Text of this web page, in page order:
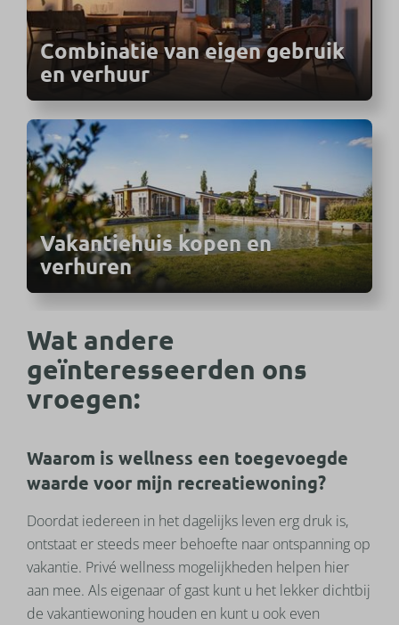
Combinatie van eigen gebruik
en verhuur
Vakantiehuis kopen en
verhuren
Wat andere
geïnteresseerden ons
vroegen:
Waarom is wellness een toegevoegde
waarde voor mijn recreatiewoning?
Doordat iedereen in het dagelijks leven erg druk is,
ontstaat er steeds meer behoefte naar ontspanning op
vakantie. Privé wellness mogelijkheden helpen hier
aan mee. Als eigenaar of gast kunt u het lekker dichtbij
de vakantiewoning houden en kunt u ook even